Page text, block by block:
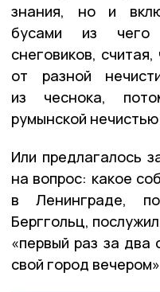
знания, но и
бусами из
снеговиков,
от разной
из чеснока,
румынской
Или предлагалось
на вопрос: какое
в Ленинграде,
Берггольц,
«первый раз за два
свой город